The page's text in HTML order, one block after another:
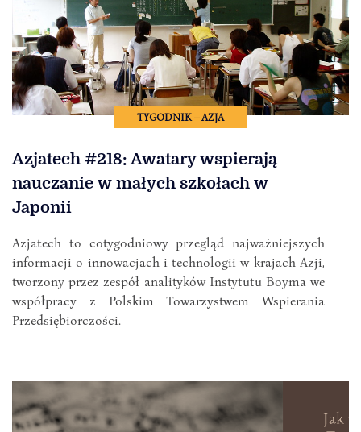
TYGODNIK – AZJA
Azjatech #218: Awatary wspierają
nauczanie w małych szkołach w
Japonii
Azjatech to cotygodniowy przegląd najważniejszych
informacji o innowacjach i technologii w krajach Azji,
tworzony przez zespół analityków Instytutu Boyma we
współpracy z Polskim Towarzystwem Wspierania
Przedsiębiorczości.